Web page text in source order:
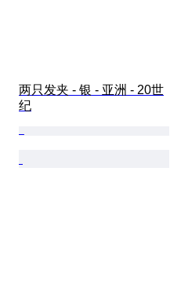
两只发夹 - 银 - 亚洲 - 20世
纪